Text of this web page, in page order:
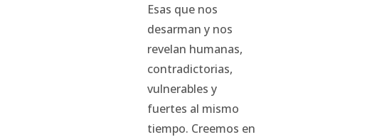
Esas que nos
desarman y nos
revelan humanas,
contradictorias,
vulnerables y
fuertes al mismo
tiempo. Creemos en